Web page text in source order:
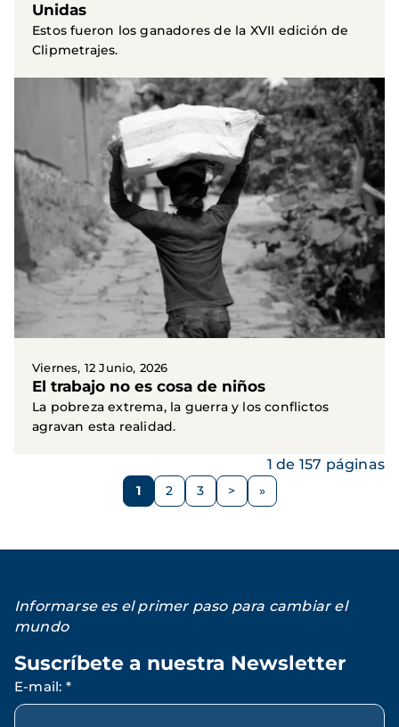
Unidas
Estos fueron los ganadores de la XVII edición de
Clipmetrajes.
Viernes, 12 Junio, 2026
El trabajo no es cosa de niños
La pobreza extrema, la guerra y los conflictos
agravan esta realidad.
Página
1 Página
2 Página
3
Siguiente
>
1 de 157 páginas
Informarse es el primer paso para cambiar el
mundo
Suscríbete a nuestra Newsletter
E-mail: *